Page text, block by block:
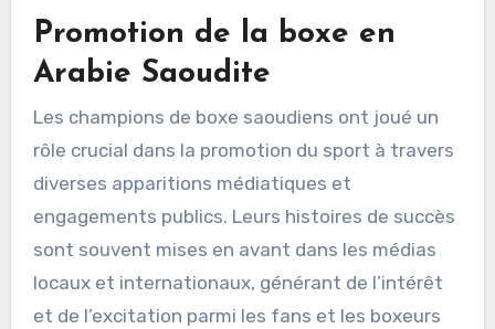
Promotion de la boxe en
Arabie Saoudite
Les champions de boxe saoudiens ont joué un
rôle crucial dans la promotion du sport à travers
diverses apparitions médiatiques et
engagements publics. Leurs histoires de succès
sont souvent mises en avant dans les médias
locaux et internationaux, générant de l’intérêt
et de l’excitation parmi les fans et les boxeurs